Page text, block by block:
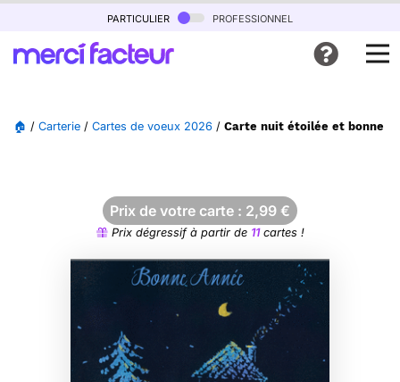
particulier professionnel
🏠 / Carterie / Cartes de voeux 2026 / Carte nuit étoilée et bonne
Prix de votre carte : 2,99 €
Prix dégressif à partir de 11cartes !